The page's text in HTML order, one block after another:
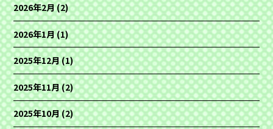
2026年2月(2)
2026年1月(1)
2025年12月(1)
2025年11月(2)
2025年10月(2)